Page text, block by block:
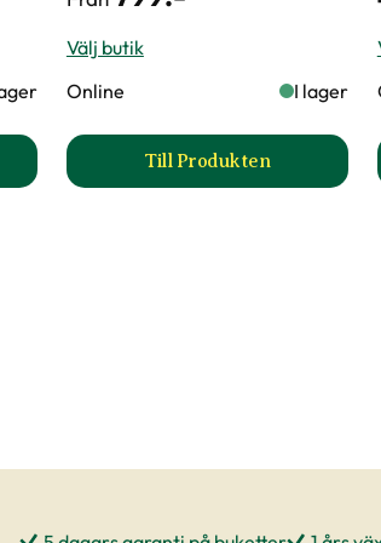
Välj butik
Online
I lager
Till Produkten
till Hängsälg